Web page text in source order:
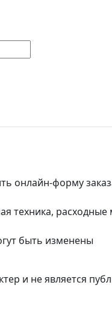
онлайн-форму
техника,
быть изменены
и не является